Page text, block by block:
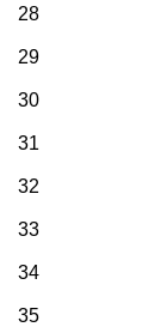
28
29
30
31 8
32 8
33 8
34 8,5
35 8,5